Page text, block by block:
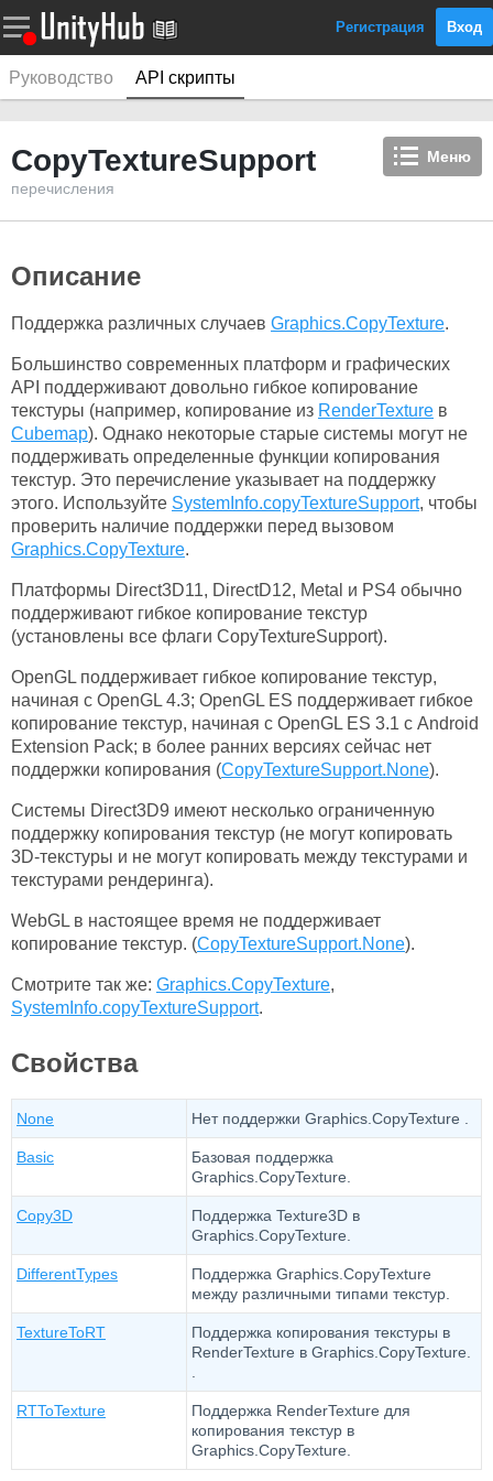
Регистрация Вход
Руководство API скрипты
Меню
CopyTextureSupport
перечисления
Описание
Поддержка различных случаев Graphics.CopyTexture.
Большинство современных платформ и графических
API поддерживают довольно гибкое копирование
текстуры (например, копирование из RenderTexture в
Cubemap). Однако некоторые старые системы могут не
поддерживать определенные функции копирования
текстур. Это перечисление указывает на поддержку
этого. Используйте SystemInfo.copyTextureSupport, чтобы
проверить наличие поддержки перед вызовом
Graphics.CopyTexture.
Платформы Direct3D11, DirectD12, Metal и PS4 обычно
поддерживают гибкое копирование текстур
(установлены все флаги CopyTextureSupport).
OpenGL поддерживает гибкое копирование текстур,
начиная с OpenGL 4.3; OpenGL ES поддерживает гибкое
копирование текстур, начиная с OpenGL ES 3.1 с Android
Extension Pack; в более ранних версиях сейчас нет
поддержки копирования (CopyTextureSupport.None).
Системы Direct3D9 имеют несколько ограниченную
поддержку копирования текстур (не могут копировать
3D-текстуры и не могут копировать между текстурами и
текстурами рендеринга).
WebGL в настоящее время не поддерживает
копирование текстур. (CopyTextureSupport.None).
Смотрите так же: Graphics.CopyTexture,
SystemInfo.copyTextureSupport.
Свойства
None Нет поддержки Graphics.CopyTexture .
Basic
Базовая поддержка
Graphics.CopyTexture.
Copy3D
Поддержка Texture3D в
Graphics.CopyTexture.
DifferentTypes
Поддержка Graphics.CopyTexture
между различными типами текстур.
TextureToRT
Поддержка копирования текстуры в
RenderTexture в Graphics.CopyTexture.
RTToTexture
Поддержка RenderTexture для
копирования текстур в
Graphics.CopyTexture.